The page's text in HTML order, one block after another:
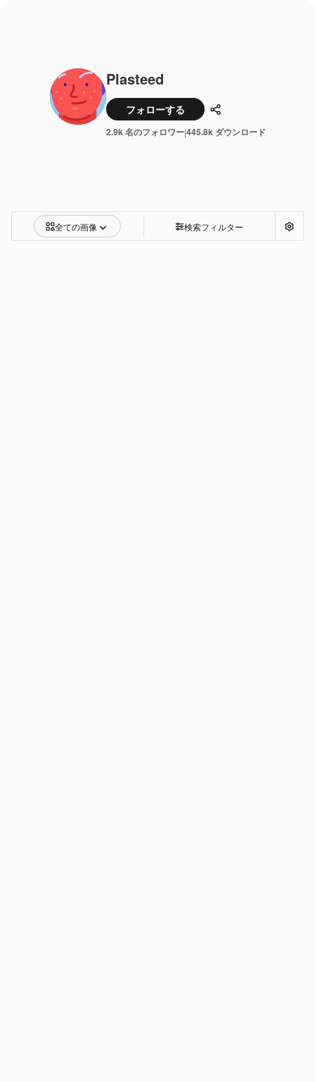
Plasteed
フォローする 共有
2.9k 名のフォロワー|445.8k ダウンロード
全ての画像 検索フィルター